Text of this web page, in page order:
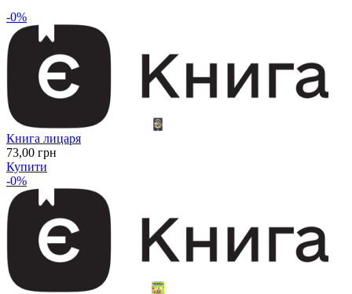
-0%
Книга лицаря
73,00 грн
Купити
-0%